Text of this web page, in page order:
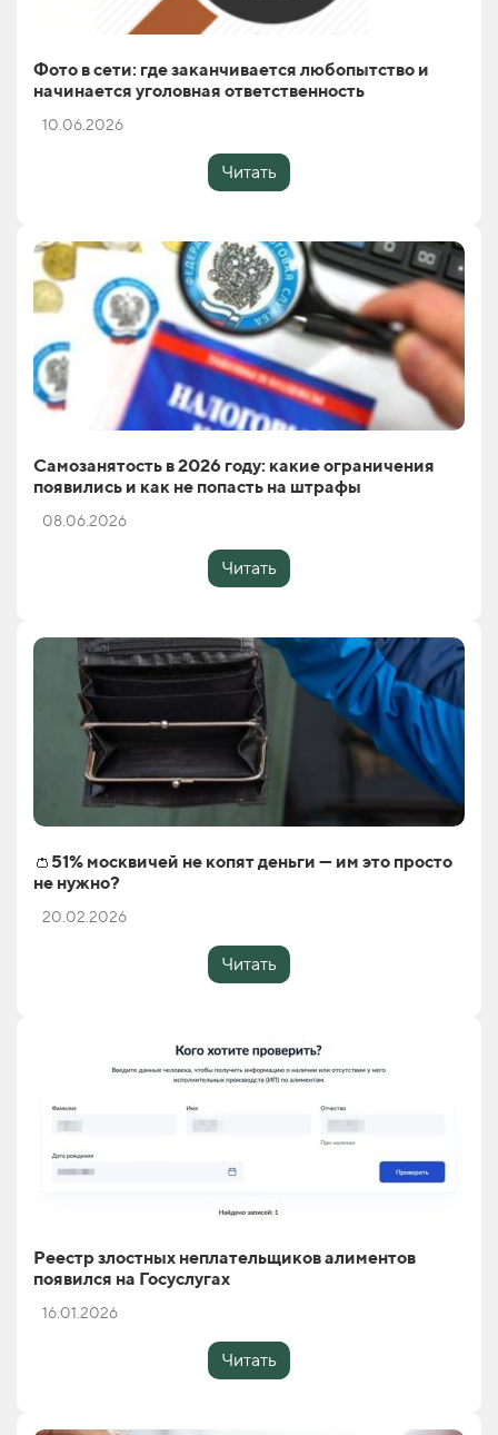
Фото в сети: где заканчивается любопытство и
начинается уголовная ответственность
10.06.2026
Читать
Самозанятость в 2026 году: какие ограничения
появились и как не попасть на штрафы
08.06.2026
Читать
👛51% москвичей не копят деньги — им это просто
не нужно?
20.02.2026
Читать
Реестр злостных неплательщиков алиментов
появился на Госуслугах
16.01.2026
Читать